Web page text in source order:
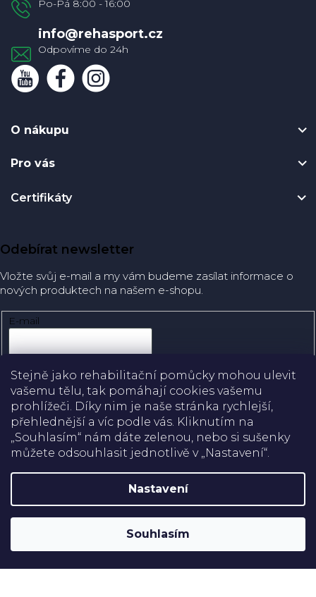
Stejně jako rehabilitační pomůcky mohou ulevit
vašemu tělu, tak pomáhají cookies vašemu
prohlížeči. Díky nim je naše stránka rychlejší,
přehlednější a víc podle vás. Kliknutím na
„Souhlasím“ nám dáte zelenou, nebo si sušenky
můžete odsouhlasit jednotlivě v „Nastavení“.
Nastavení
Souhlasím
info@rehasport.cz
O nákupu
Pro vás
Certifikáty
Doprava
Platba
Odebírat newsletter
Vložte svůj e-mail a my vám budeme zasílat informace o
nových produktech na našem e-shopu.
E-mail
Přihlásit se
Rehabilitační pomůcky
Upravit nastavení cookies